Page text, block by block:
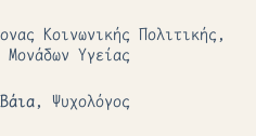
Κοινωνικής Πολιτικής,
Μονάδων Υγείας
, Ψυχολόγος